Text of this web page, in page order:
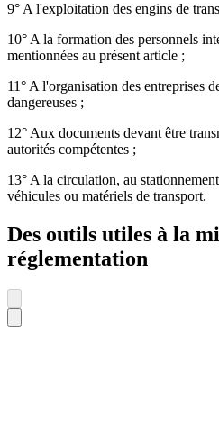
9° A l'exploitation des engins de
10° A la formation des personnels
mentionnées au présent article ;
11° A l'organisation des entreprises
dangereuses ;
12° Aux documents devant être
autorités compétentes ;
13° A la circulation, au
véhicules ou matériels de transport.
Des outils utiles à la
réglementation